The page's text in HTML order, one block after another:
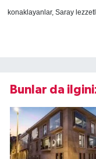
konaklayanlar, Saray
Bunlar da